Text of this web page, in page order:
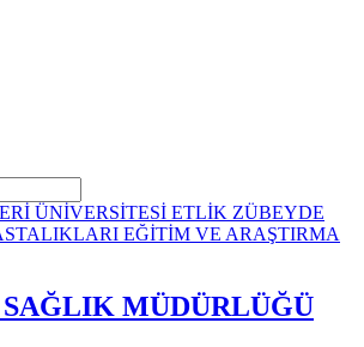
MÜDÜRLÜĞÜ